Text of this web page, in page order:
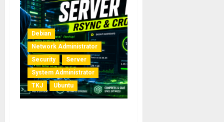
Debian
Network Administrator
Security
Server
System Administrator
TKJ
Ubuntu